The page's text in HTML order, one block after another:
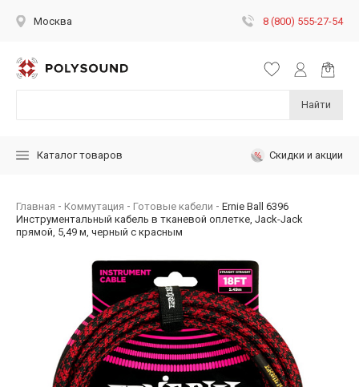
Москва 8 (800) 555-27-54
Найти
Каталог товаров Скидки и акции
Главная Коммутация Готовые кабели
Ernie Ball 6396
Инструментальный кабель в тканевой оплетке, Jack-Jack
прямой, 5,49 м, черный с красным